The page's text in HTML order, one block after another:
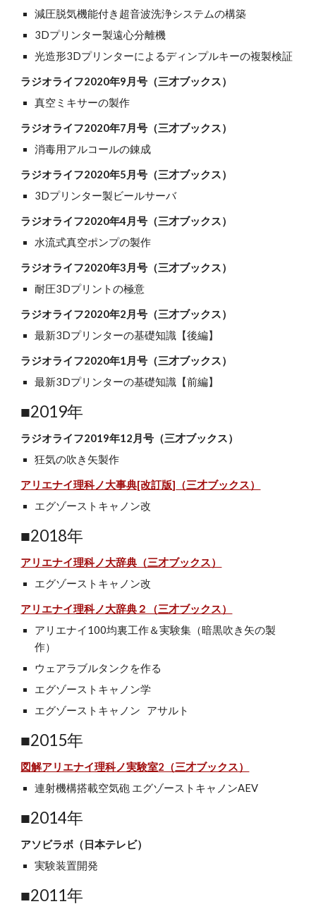
減圧脱気機能付き超音波洗浄システムの構築
3Dプリンター製遠心分離機
光造形3Dプリンターによるディンプルキーの複製検証
ラジオライフ2020年9月号（三才ブックス）
真空ミキサーの製作
ラジオライフ2020年7月号（三才ブックス）
消毒用アルコールの錬成
ラジオライフ2020年5月号（三才ブックス）
3Dプリンター製ビールサーバ
ラジオライフ2020年4月号（三才ブックス）
水流式真空ポンプの製作
ラジオライフ2020年3月号（三才ブックス）
耐圧3Dプリントの極意
ラジオライフ2020年2月号（三才ブックス）
最新3Dプリンターの基礎知識【後編】
ラジオライフ2020年1月号（三才ブックス）
最新3Dプリンターの基礎知識【前編】
■2019年
ラジオライフ2019年12月号（三才ブックス）
狂気の吹き矢製作
アリエナイ理科ノ大事典[改訂版] （三才ブックス）
エグゾーストキャノン改
■2018年
アリエナイ理科ノ大辞典（三才ブックス）
エグゾーストキャノン改
アリエナイ理科ノ大辞典２（三才ブックス）
アリエナイ100均裏工作＆実験集（暗黒吹き矢の製
作）
ウェアラブルタンクを作る
エグゾーストキャノン学
エグゾーストキャノン アサルト
■2015年
図解アリエナイ理科ノ実験室2（三才ブックス）
連射機構搭載空気砲 エグゾーストキャノンAEV
■2014年
アソビラボ（日本テレビ）
実験装置開発
■2011年